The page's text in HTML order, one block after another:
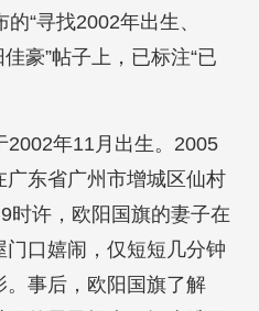
“寻找2002年出生、
豪”帖子上，已标注“已
2002年11月出生。2005
东省广州市增城区仙村
时许，欧阳国旗的妻子在
口嬉闹，仅短短几分钟
事后，欧阳国旗了解